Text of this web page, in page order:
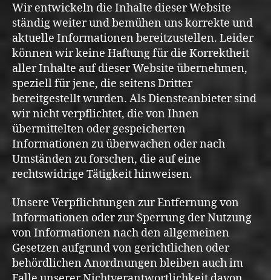
Wir entwickeln die Inhalte dieser Website
ständig weiter und bemühen uns korrekte und
aktuelle Informationen bereitzustellen. Leider
können wir keine Haftung für die Korrektheit
aller Inhalte auf dieser Website übernehmen,
speziell für jene, die seitens Dritter
bereitgestellt wurden. Als Diensteanbieter sind
wir nicht verpflichtet, die von Ihnen
übermittelten oder gespeicherten
Informationen zu überwachen oder nach
Umständen zu forschen, die auf eine
rechtswidrige Tätigkeit hinweisen.
Unsere Verpflichtungen zur Entfernung von
Informationen oder zur Sperrung der Nutzung
von Informationen nach den allgemeinen
Gesetzen aufgrund von gerichtlichen oder
behördlichen Anordnungen bleiben auch im